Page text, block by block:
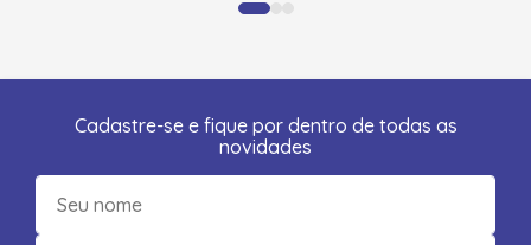
Cadastre-se e fique por dentro de todas as
novidades